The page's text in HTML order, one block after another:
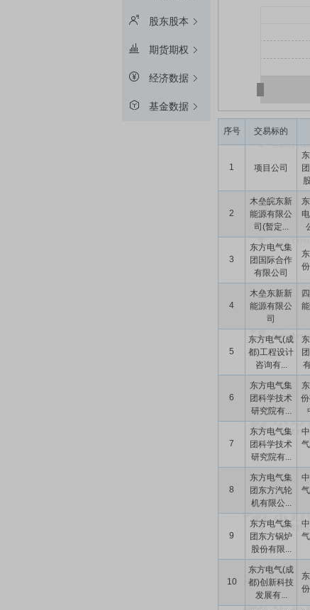
股东股本
期货期权
经济数据
基金数据
序号 交易标的
1 项目公司
2
木垒皖东新
能源有限公
司(暂定...
3
东方电气集
团国际合作
有限公司
4
木垒东新新
能源有限公
司
5
东方电气(成
都)工程设计
咨询有...
6
东方电气集
团科学技术
研究院有...
7
东方电气集
团科学技术
研究院有...
8
东方电气集
团东方汽轮
机有限公...
9
东方电气集
团东方锅炉
股份有限...
10
东方电气(成
都)创新科技
发展有...